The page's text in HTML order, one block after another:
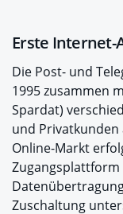
Erste Internet-
Die Post- und
1995 zusammen
Spardat)
und Privatkunden
Online-Markt
Zugangsplattform
Zuschaltung